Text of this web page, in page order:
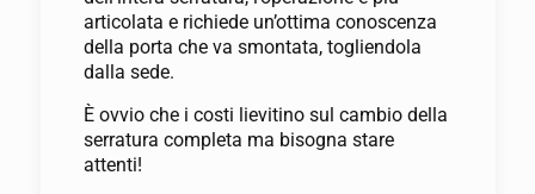
articolata e richiede un’ottima conoscenza
della porta che va smontata, togliendola
dalla sede.
È ovvio che i costi lievitino sul cambio della
serratura completa ma bisogna stare
attenti!